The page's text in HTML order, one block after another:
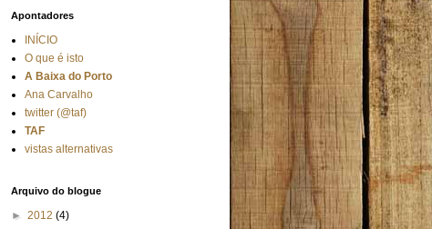
Apontadores
INÍCIO
O que é isto
A Baixa do Porto
Ana Carvalho
twitter (@taf)
TAF
vistas alternativas
Arquivo do blogue
► 2012 (4)